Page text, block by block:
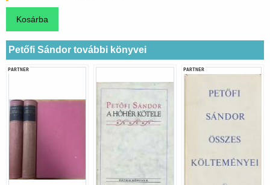
Petőfi Sándor további könyvei
PARTNER PARTNER